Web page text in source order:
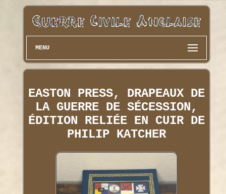
MENU
EASTON PRESS, DRAPEAUX DE
LA GUERRE DE SÉCESSION,
ÉDITION RELIÉE EN CUIR DE
PHILIP KATCHER